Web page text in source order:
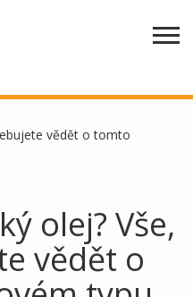
vědět o tomto
olej? Vše,
vědět o